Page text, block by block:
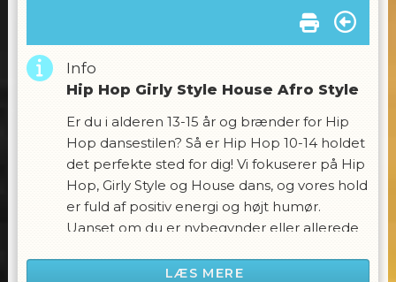
Info
Hip Hop Girly Style House Afro Style
Er du i alderen 13-15 år og brænder for Hip
Hop dansestilen? Så er Hip Hop 10-14 holdet
det perfekte sted for dig! Vi fokuserer på Hip
Hop, Girly Style og House dans, og vores hold
er fuld af positiv energi og højt humør.
Uanset om du er nybegynder eller allerede
opmuntret til at udforske forskellige Hip Hop
LÆS MERE